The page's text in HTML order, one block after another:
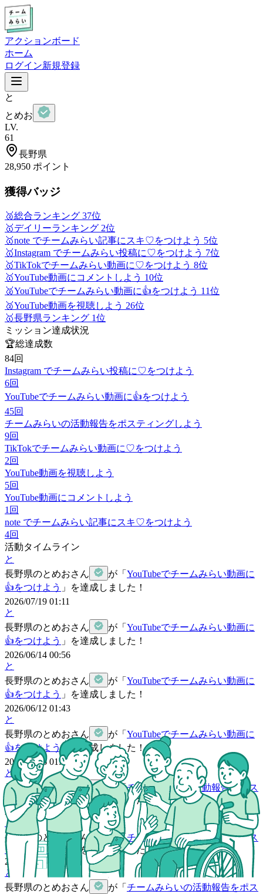
アクションボード
ホーム
ログイン新規登録
と
とめお
LV.
61
長野県
28,950 ポイント
獲得バッジ
🥈総合ランキング 37位
🥇デイリーランキング 2位
🥇note でチームみらい記事にスキ♡をつけよう 5位
🥇Instagram でチームみらい投稿に♡をつけよう 7位
🥇TikTokでチームみらい動画に♡をつけよう 8位
🥇YouTube動画にコメントしよう 10位
🥈YouTubeでチームみらい動画に👍をつけよう 11位
🥈YouTube動画を視聴しよう 26位
🥇長野県ランキング 1位
ミッション達成状況
🏆総達成数
84回
Instagram でチームみらい投稿に♡をつけよう
6回
YouTubeでチームみらい動画に👍をつけよう
45回
チームみらいの活動報告をポスティングしよう
9回
TikTokでチームみらい動画に♡をつけよう
2回
YouTube動画を視聴しよう
5回
YouTube動画にコメントしよう
1回
note でチームみらい記事にスキ♡をつけよう
4回
活動タイムライン
と
長野県のとめおさん が「 YouTubeでチームみらい動画に
👍をつけよう 」を達成しました！
2026/07/19 01:11
と
長野県のとめおさん が「 YouTubeでチームみらい動画に
👍をつけよう 」を達成しました！
2026/06/14 00:56
と
長野県のとめおさん が「 YouTubeでチームみらい動画に
👍をつけよう 」を達成しました！
2026/06/12 01:43
と
長野県のとめおさん が「 YouTubeでチームみらい動画に
👍をつけよう」を達成しました！
2026/06/06 01:22
と
長野県のとめおさん が「チームみらいの活動報告をポス
ティングしよう」を達成しました！
2026/06/03 14:59
と
長野県のとめおさん が「チームみらいの活動報告をポス
ティングしよう
」を達成しました！
2026/06/03 14:58
と
長野県のとめおさん が「 チームみらいの活動報告をポス